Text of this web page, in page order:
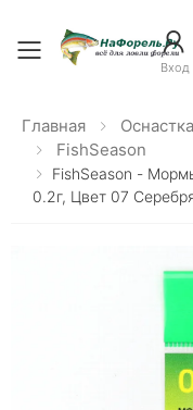
Toggle menu
Вход
Главная Оснастка
FishSeason
FishSeason -
0.2г, Цвет 07